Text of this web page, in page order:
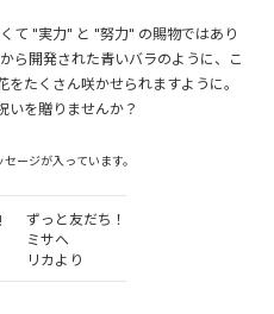
て "実力" と "努力" の賜物ではあり
ら開発された青いバラのように、こ
たくさん咲かせられますように。
いを贈りませんか？
ージが入っています。
ずっと友だち！
ミサへ
リカより